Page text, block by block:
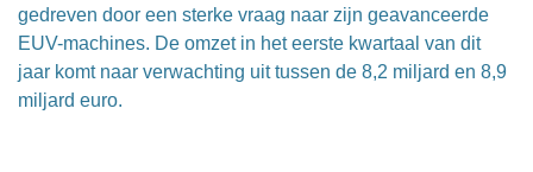
gedreven door een sterke vraag naar zijn geavanceerde
EUV-machines. De omzet in het eerste kwartaal van dit
jaar komt naar verwachting uit tussen de 8,2 miljard en 8,9
miljard euro.